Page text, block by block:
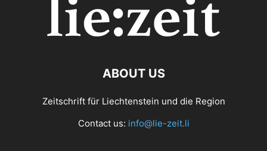
ABOUT US
Zeitschrift für Liechtenstein und die Region
Contact us: info@lie-zeit.li